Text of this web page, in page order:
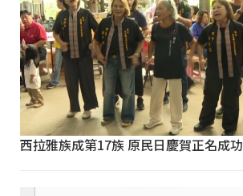
西拉雅族成第17族 原民日慶賀正名成功